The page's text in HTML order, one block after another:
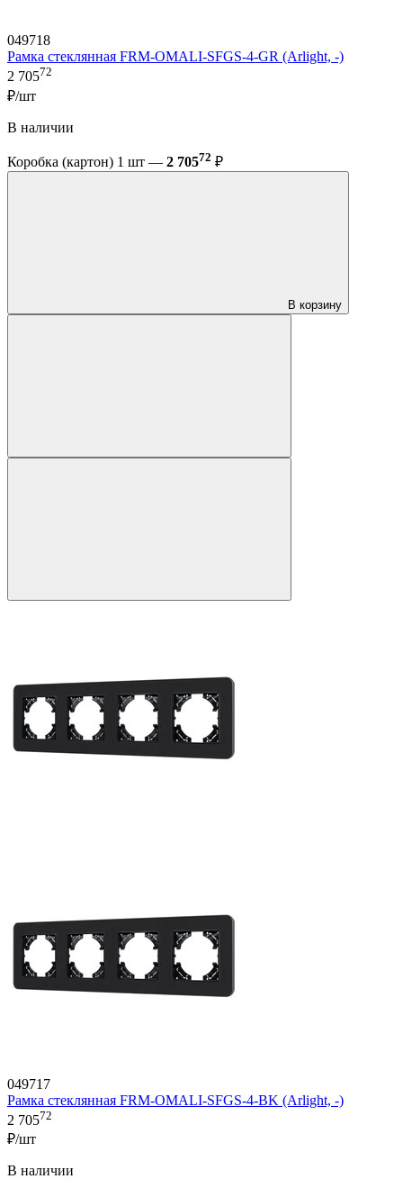
049718
Рамка стеклянная FRM-OMALI-SFGS-4-GR (Arlight, -)
2 70572
₽/шт
В наличии
Коробка (картон) 1 шт — 2 70572 ₽
В корзину
049717
Рамка стеклянная FRM-OMALI-SFGS-4-BK (Arlight, -)
2 70572
₽/шт
В наличии